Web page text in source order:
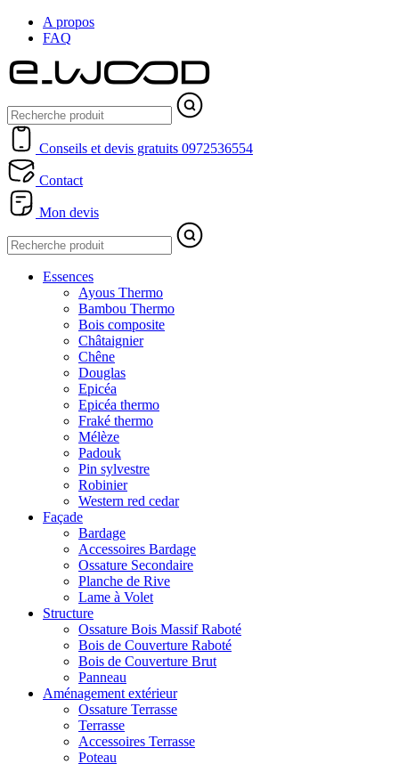
A propos
FAQ
Conseils et devis gratuits 0972536554
Contact
Mon devis
Essences
Ayous Thermo
Bambou Thermo
Bois composite
Châtaignier
Chêne
Douglas
Epicéa
Epicéa thermo
Fraké thermo
Mélèze
Padouk
Pin sylvestre
Robinier
Western red cedar
Façade
Bardage
Accessoires Bardage
Ossature Secondaire
Planche de Rive
Lame à Volet
Structure
Ossature Bois Massif Raboté
Bois de Couverture Raboté
Bois de Couverture Brut
Panneau
Aménagement extérieur
Ossature Terrasse
Terrasse
Accessoires Terrasse
Poteau